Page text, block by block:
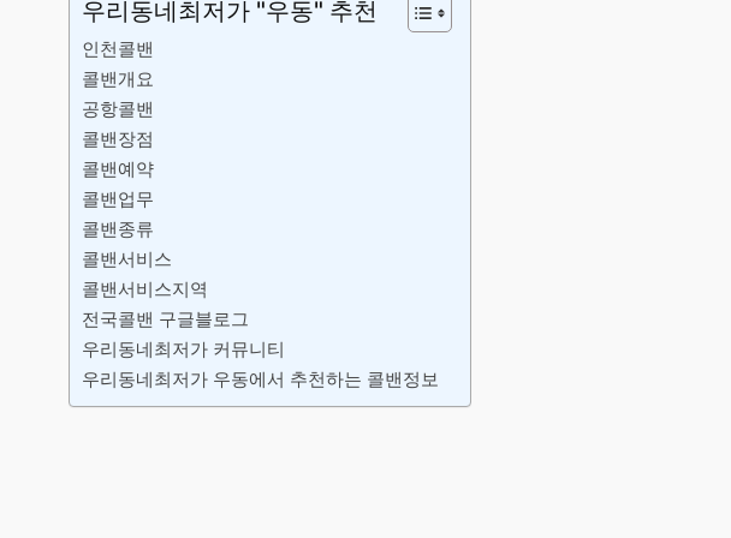
우리동네최저가 "우동" 추천
인천콜밴
콜밴개요
공항콜밴
콜밴장점
콜밴예약
콜밴업무
콜밴종류
콜밴서비스
콜밴서비스지역
전국콜밴 구글블로그
우리동네최저가 커뮤니티
우리동네최저가 우동에서 추천하는 콜밴정보